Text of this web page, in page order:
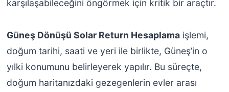
karşılaşabileceğini öngörmek için kritik bir araçtır.
Güneş Dönüşü Solar Return Hesaplamaişlemi,
doğum tarihi, saati ve yeri ile birlikte, Güneş’in o
yılki konumunu belirleyerek yapılır. Bu süreçte,
doğum haritanızdaki gezegenlerin evler arası